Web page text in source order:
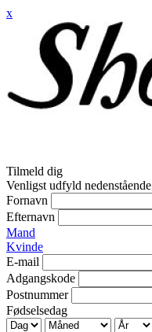
x
Tilmeld dig
Venligst udfyld nedenstående
Fornavn
Efternavn
Mand
Kvinde
E-mail
Adgangskode
Postnummer
Fødselsedag